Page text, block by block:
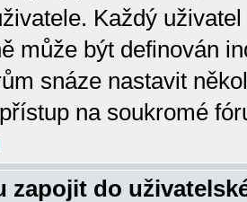
Každý
může být definován
snáze nastavit
na soukromé
zapojit do